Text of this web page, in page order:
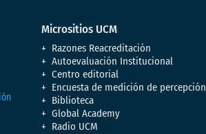
Micrositios UCM
Razones Reacreditación
Autoevaluación Institucional
Centro editorial
Encuesta de medición de percepción
Biblioteca
Global Academy
Radio UCM